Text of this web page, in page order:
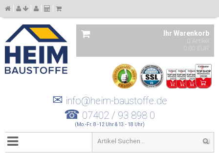
Ihr Warenkorb
0 Artikel
0,00 EUR
✉ info@heim-baustoffe.de
☎ 07402 / 93 898 0
(Mo.-Fr. 8 -12 Uhr & 13 - 18 Uhr)